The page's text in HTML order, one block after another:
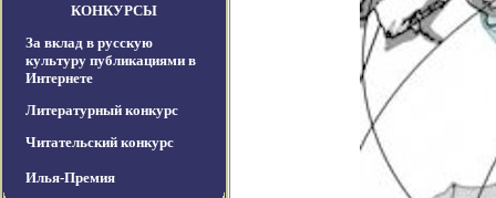
КОНКУРСЫ
За вклад в русскую
культуру публикациями в
Интернете
Литературный конкурс
Читательский конкурс
Илья-Премия